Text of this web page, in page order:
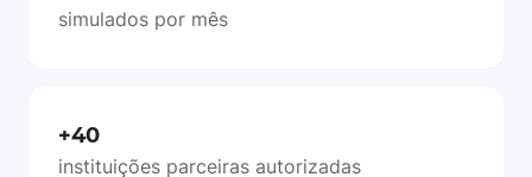
simulados por mês
+40
instituições parceiras autorizadas